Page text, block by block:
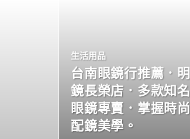
生活用品
台南眼鏡行推薦．
鏡長榮店．多款知
眼鏡專賣．掌握時
配鏡美學。